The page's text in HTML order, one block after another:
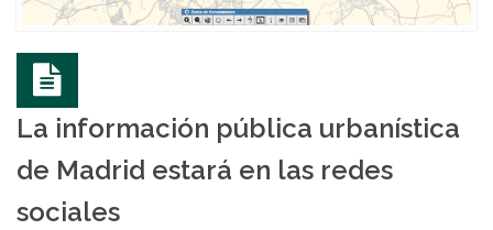
La información pública urbanística
de Madrid estará en las redes
sociales